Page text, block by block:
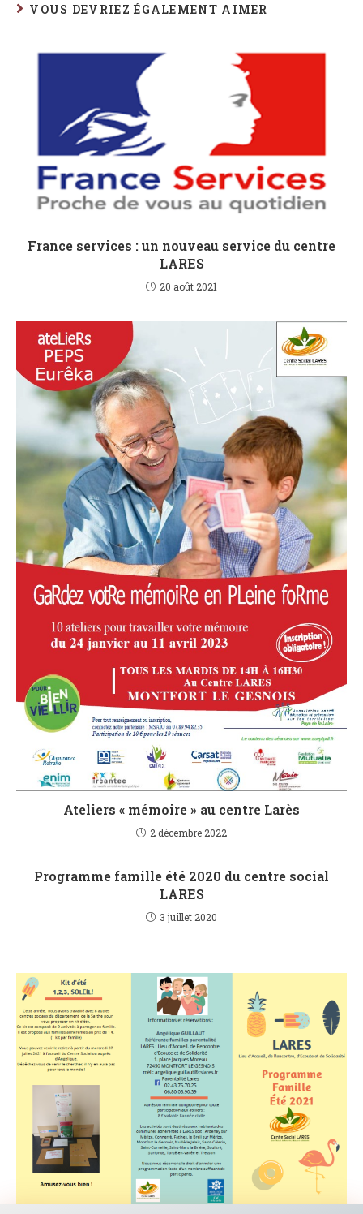
VOUS DEVRIEZ ÉGALEMENT AIMER
France services : un nouveau service du centre
LARES
20 août 2021
Ateliers « mémoire » au centre Larès
2 décembre 2022
Programme famille été 2020 du centre social
LARES
3 juillet 2020